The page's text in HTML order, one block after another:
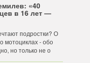
«40
в 16 лет —
подростки? О
мотоциклах - обо
но только не о